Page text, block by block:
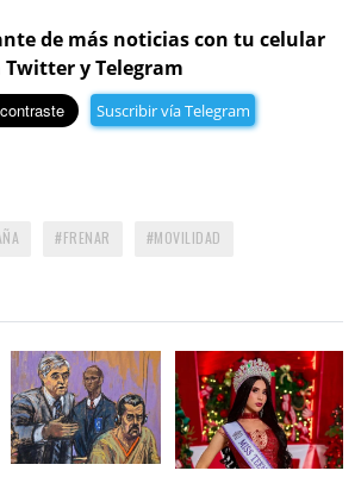
de más noticias con tu celular
y Telegram
Suscribir vía Telegram
FRENAR MOVILIDAD